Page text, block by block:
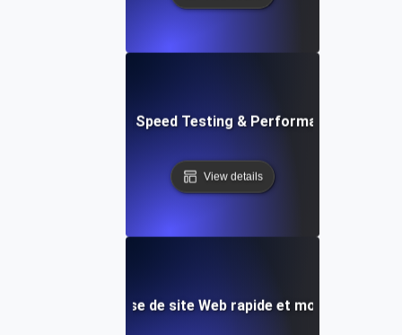
Instant Website Speed Testing & Performance
View details
Test de vitesse de site Web rapide et modèle